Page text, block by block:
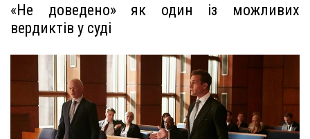
«Не доведено» як один із можливих
вердиктів у суді